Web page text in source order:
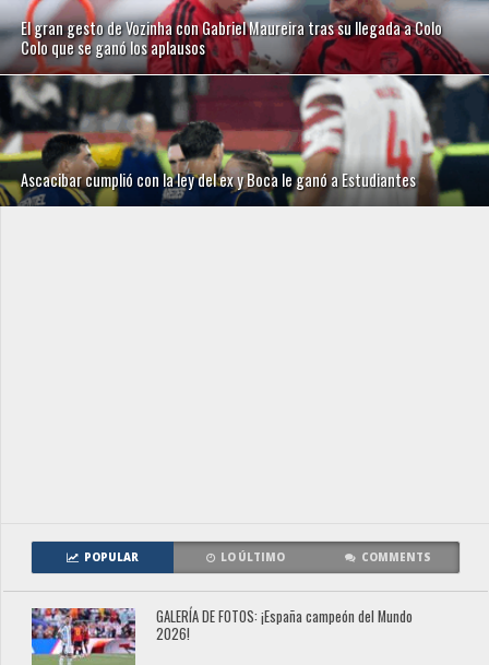
El gran gesto de Vozinha con Gabriel Maureira tras su llegada a Colo
Colo que se ganó los aplausos
Ascacibar cumplió con la ley del ex y Boca le ganó a Estudiantes
POPULAR LO ÚLTIMO COMMENTS
GALERÍA DE FOTOS: ¡España campeón del Mundo
2026!